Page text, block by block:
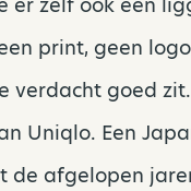
print, geen
verdacht goed
Uniqlo. Een
de afgelopen